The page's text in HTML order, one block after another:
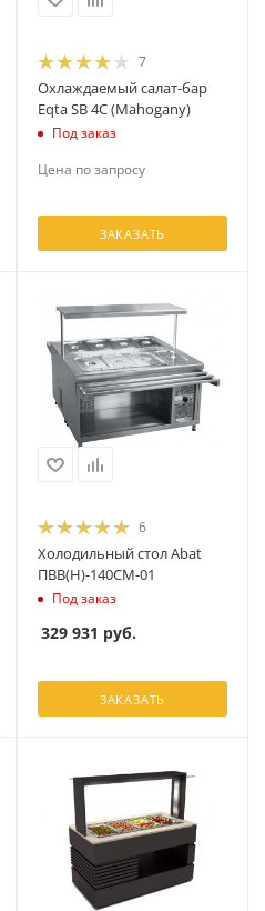
7
Охлаждаемый салат-бар
Eqta SB 4C (Mahogany)
Под заказ
Цена по запросу
ЗАКАЗАТЬ
6
Холодильный стол Abat
ПВВ(Н)-140СМ-01
Под заказ
329 931 руб.
ЗАКАЗАТЬ